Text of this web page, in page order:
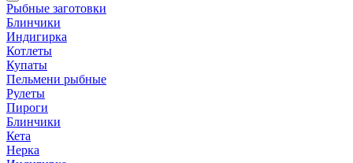
Рыбные заготовки
Блинчики
Индигирка
Котлеты
Купаты
Пельмени рыбные
Рулеты
Пироги
Блинчики
Кета
Нерка